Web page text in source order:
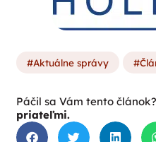
Aktuálne správy
Páčil sa Vám tento článok?
priateľmi.